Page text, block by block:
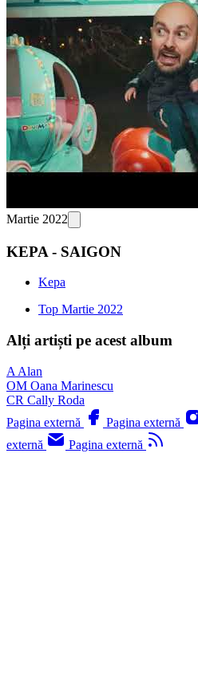
Martie 2022
KEPA - SAIGON
Kepa
Top Martie 2022
Alți artiști pe acest album
A Alan
OM Oana Marinescu
CR Cally Roda
Pagina externă
Pagina externă
externă
Pagina externă